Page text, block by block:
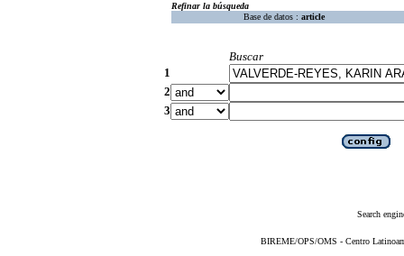
Refinar la búsqueda
Base de datos : article
Buscar
1
2
3
Search
BIREME/OPS/OMS - Centro